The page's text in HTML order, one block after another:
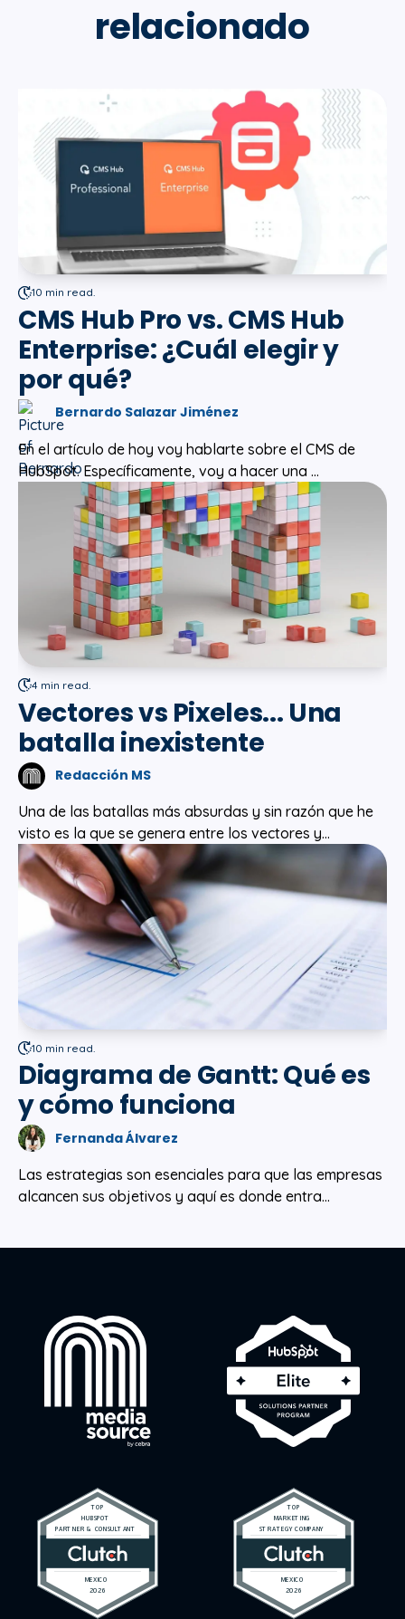
relacionado
10 min read.
CMS Hub Pro vs. CMS Hub
Enterprise: ¿Cuál elegir y
por qué?
Bernardo Salazar Jiménez
En el artículo de hoy voy hablarte sobre el CMS de
HubSpot. Específicamente, voy a hacer una ...
4 min read.
Vectores vs Pixeles... Una
batalla inexistente
Redacción MS
Una de las batallas más absurdas y sin razón que he
visto es la que se genera entre los vectores y...
10 min read.
Diagrama de Gantt: Qué es
y cómo funciona
Fernanda Álvarez
Las estrategias son esenciales para que las empresas
alcancen sus objetivos y aquí es donde entra...